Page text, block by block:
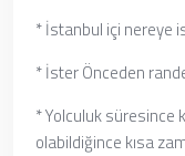
* İstanbul içi nereye
* İster Önceden
* Yolculuk süresince
olabildiğince kısa